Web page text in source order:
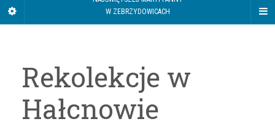
W ZEBRZYDOWICACH
Rekolekcje w
Hałcnowie